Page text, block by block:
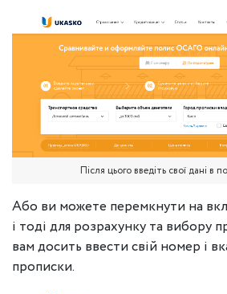
Після цього введіть свої дані в
Або ви можете перемкнути на
і тоді для розрахунку та вибору
вам досить ввести свій номер і
прописки.